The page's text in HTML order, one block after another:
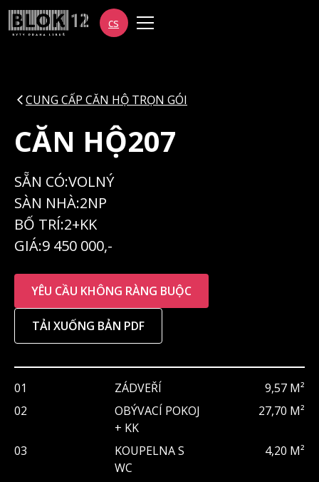
cs
CUNG CẤP CĂN HỘ TRỌN GÓI
CĂN HỘ207
SẴN CÓ:VOLNÝ
SÀN NHÀ:2NP
BỐ TRÍ:2+KK
GIÁ:9 450 000,-
YÊU CẦU KHÔNG RÀNG BUỘC
TẢI XUỐNG BẢN PDF
01 ZÁDVEŘÍ
9,57 M²
02
OBÝVACÍ POKOJ
+ KK
27,70 M²
03
KOUPELNA S
WC
4,20 M²